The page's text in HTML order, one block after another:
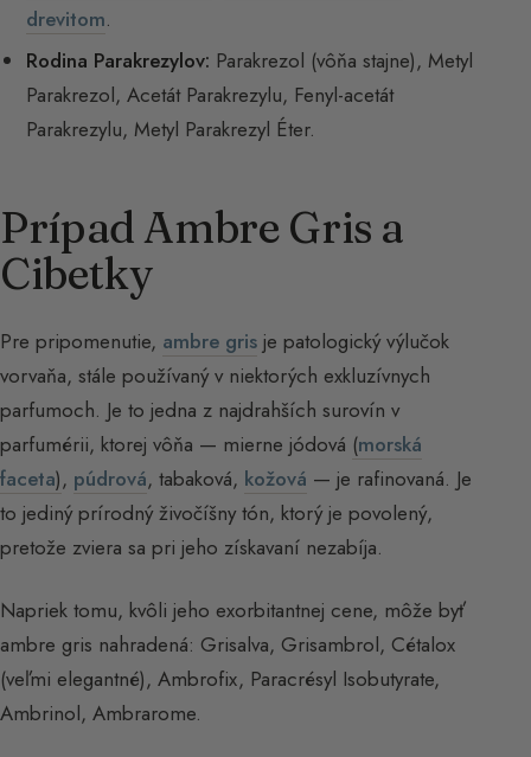
drevitom.
Rodina Parakrezylov: Parakrezol (vôňa stajne), Metyl
Parakrezol, Acetát Parakrezylu, Fenyl-acetát
Parakrezylu, Metyl Parakrezyl Éter.
Prípad Ambre Gris a
Cibetky
Pre pripomenutie, ambre gris je patologický výlučok
vorvaňa, stále používaný v niektorých exkluzívnych
parfumoch. Je to jedna z najdrahších surovín v
parfumérii, ktorej vôňa — mierne jódová (morská
faceta), púdrová, tabaková, kožová — je rafinovaná. Je
to jediný prírodný živočíšny tón, ktorý je povolený,
pretože zviera sa pri jeho získavaní nezabíja.
Napriek tomu, kvôli jeho exorbitantnej cene, môže byť
ambre gris nahradená: Grisalva, Grisambrol, Cétalox
(veľmi elegantné), Ambrofix, Paracrésyl Isobutyrate,
Ambrinol, Ambrarome.